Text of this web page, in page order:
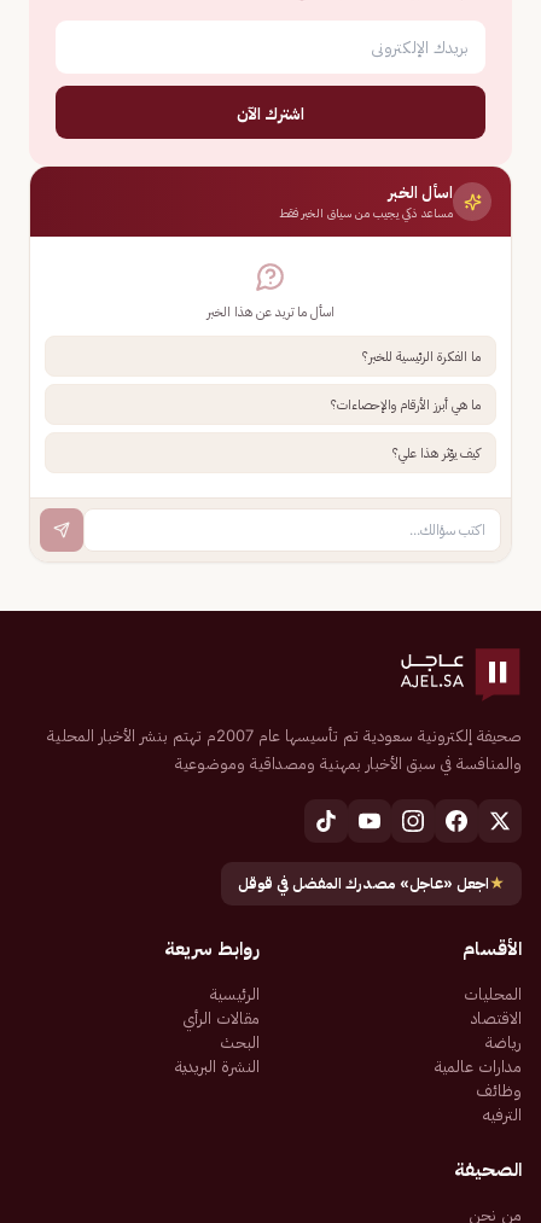
اشترك الآن
اسأل الخبر
مساعد ذكي يجيب من سياق الخبر فقط
اسأل ما تريد عن هذا الخبر
ما الفكرة الرئيسية للخبر؟
ما هي أبرز الأرقام والإحصاءات؟
كيف يؤثر هذا علي؟
صحيفة إلكترونية سعودية تم تأسيسها عام 2007م تهتم بنشر الأخبار المحلية
والمنافسة في سبق الأخبار بمهنية ومصداقية وموضوعية
★اجعل «عاجل» مصدرك المفضل في قوقل
الأقسام
المحليات
الاقتصاد
رياضة
مدارات عالمية
وظائف
الترفيه
روابط سريعة
الرئيسية
مقالات الرأي
البحث
النشرة البريدية
الصحيفة
من نحن